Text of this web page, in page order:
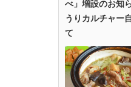
べ」増設のお知
うりカルチャー
て